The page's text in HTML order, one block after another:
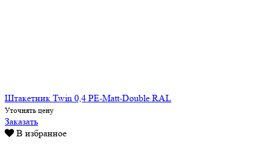
Штакетник Twin 0,4 PE-Matt-Double RAL
Уточнять цену
Заказать
В избранное